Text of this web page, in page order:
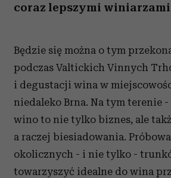
coraz lepszymi
Będzie się można o tym
podczas Valtickich Vinnych
i degustacji wina w
niedaleko Brna. Na tym terenie
wino to nie tylko biznes, ale
a raczej biesiadowania.
okolicznych - i nie tylko -
towarzyszyć idealne do wina